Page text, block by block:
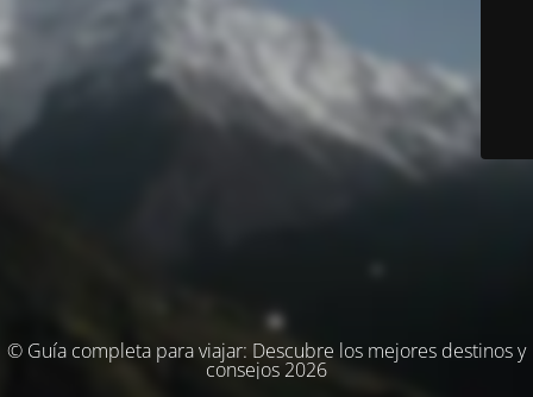
© Guía completa para viajar: Descubre los mejores destinos y
consejos 2026